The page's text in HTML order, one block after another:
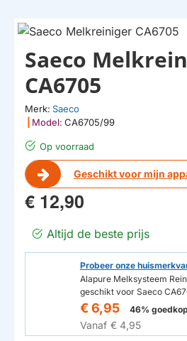
Op voorraad
Geschikt voor mijn
Saeco
CA6705
Merk: Saeco
Model: CA6705/99
€ 12,90
Altijd de beste prijs
Probeer onze
Alapure Melksysteem
geschikt voor Saeco
€ 6,95 46%
Vanaf € 4,95